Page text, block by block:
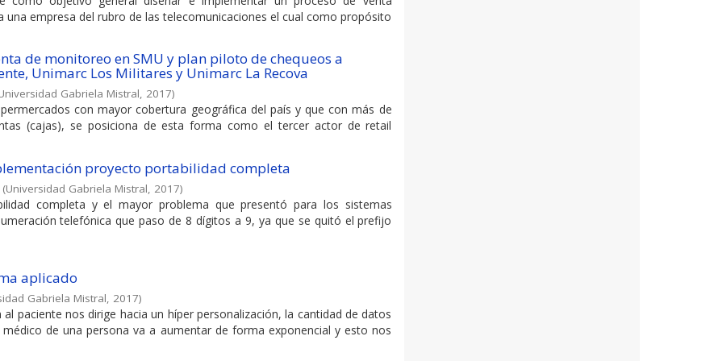
una empresa del rubro de las telecomunicaciones el cual como propósito
de monitoreo en SMU y plan piloto de chequeos a
Unimarc Los Militares y Unimarc La Recova
Gabriela Mistral, 2017)
con mayor cobertura geográfica del país y que con más de
(cajas), se posiciona de esta forma como el tercer actor de retail
proyecto portabilidad completa
(Universidad Gabriela Mistral, 2017)
completa y el mayor problema que presentó para los sistemas
telefónica que paso de 8 dígitos a 9, ya que se quitó el prefijo
aplicado
Gabriela Mistral, 2017)
paciente nos dirige hacia un híper personalización, la cantidad de datos
de una persona va a aumentar de forma exponencial y esto nos